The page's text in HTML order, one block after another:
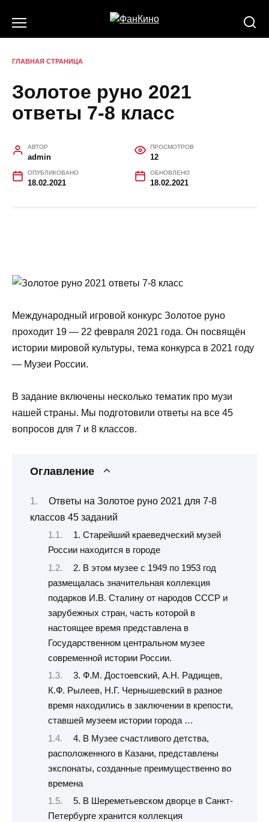
ГЛАВНАЯ СТРАНИЦА
Золотое руно 2021
ответы 7-8 класс
АВТОР
admin
ПРОСМОТРОВ
12
ОПУБЛИКОВАНО
18.02.2021
ОБНОВЛЕНО
18.02.2021
Международный игровой конкурс Золотое руно
проходит 19 — 22 февраля 2021 года. Он посвящён
истории мировой культуры, тема конкурса в 2021 году
— Музеи России.
В задание включены несколько тематик про музи
нашей страны. Мы подготовили ответы на все 45
вопросов для 7 и 8 классов.
Оглавление
Ответы на Золотое руно 2021 для 7-8
классов 45 заданий
1. Старейший краеведческий музей
России находится в городе
2. В этом музее с 1949 по 1953 год
размещалась значительная коллекция
подарков И.В. Сталину от народов СССР и
зарубежных стран, часть которой в
настоящее время представлена в
Государственном центральном музее
современной истории России.
3. Ф.М. Достоевский, А.Н. Радищев,
К.Ф. Рылеев, Н.Г. Чернышевский в разное
время находились в заключении в крепости,
ставшей музеем истории города …
4. В Музее счастливого детства,
расположенного в Казани, представлены
экспонаты, созданные преимущественно во
времена
5. В Шереметьевском дворце в Санкт-
Петербурге хранится коллекция